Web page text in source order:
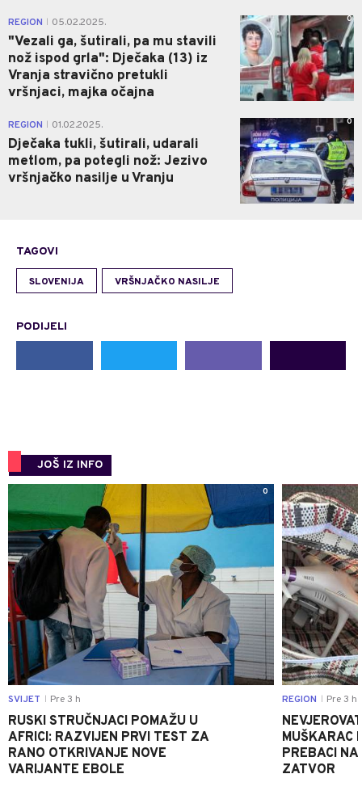
REGION 05.02.2025.
"Vezali ga, šutirali, pa mu stavili
nož ispod grla": Dječaka (13) iz
Vranja stravično pretukli
vršnjaci, majka očajna
0
REGION 01.02.2025.
Dječaka tukli, šutirali, udarali
metlom, pa potegli nož: Jezivo
vršnjačko nasilje u Vranju
0
TAGOVI
SLOVENIJA VRŠNJAČKO NASILJE
PODIJELI
JOŠ IZ INFO
0
SVIJET Pre 3 h
RUSKI STRUČNJACI POMAŽU U
AFRICI: RAZVIJEN PRVI TEST ZA
RANO OTKRIVANJE NOVE
VARIJANTE EBOLE
REGION Pre 3 h
MUŠKARAC
PREBACI
ZATVOR